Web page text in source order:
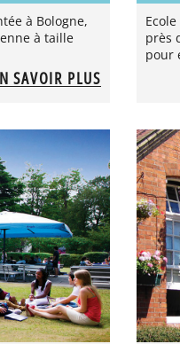
à Bologne,
à taille
SAVOIR PLUS
près
pour